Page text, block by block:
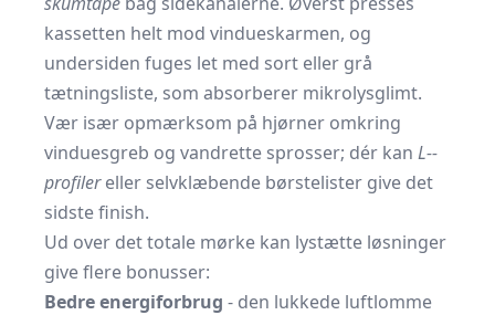
kassetten helt mod vindueskarmen, og
undersiden fuges let med sort eller grå
tætningsliste, som absorberer mikrolysglimt.
Vær især opmærksom på hjørner omkring
vinduesgreb og vandrette sprosser; dér kan L-­
profilereller selvklæbende børstelister give det
sidste finish.
Ud over det totale mørke kan lys­tætte løsninger
give flere bonusser:
Bedre energiforbrug - den lukkede luftlomme